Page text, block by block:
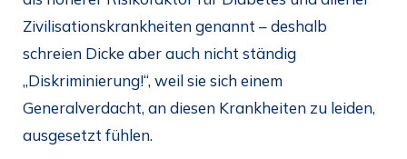
Zivilisationskrankheiten genannt – deshalb
schreien Dicke aber auch nicht ständig
„Diskriminierung!“, weil sie sich einem
Generalverdacht, an diesen Krankheiten zu leiden,
ausgesetzt fühlen.